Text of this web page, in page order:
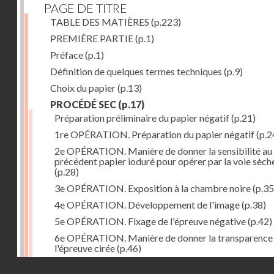
PAGE DE TITRE
TABLE DES MATIÈRES (p.223)
PREMIÈRE PARTIE(p.1)
Préface(p.1)
Définition de quelques termes techniques (p.9)
Choix du papier(p.13)
PROCÉDÉ SEC (p.17)
Préparation préliminaire du papier négatif(p.21)
1re OPÉRATION. Préparation du papier négatif
2e OPÉRATION. Manière de donner la sensibilité au
précédent papier ioduré pour opérer par la voie
(p.28)
3e OPÉRATION. Exposition à la chambre noire
4e OPÉRATION. Développement de l'image(p.38)
5e OPÉRATION. Fixage de l'épreuve négative(p.42)
6e OPÉRATION. Manière de donner la transparence
l'épreuve cirée(p.46)